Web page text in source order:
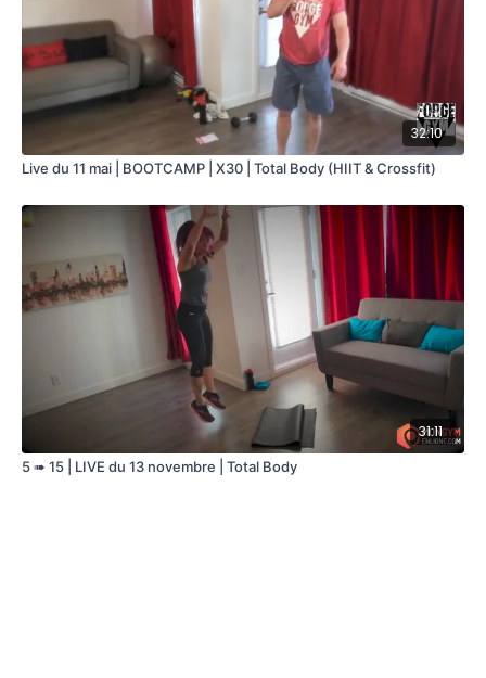
32:10
Live du 11 mai | BOOTCAMP | X30 | Total Body (HIIT & Crossfit)
31:11
5 ➠ 15 | LIVE du 13 novembre | Total Body